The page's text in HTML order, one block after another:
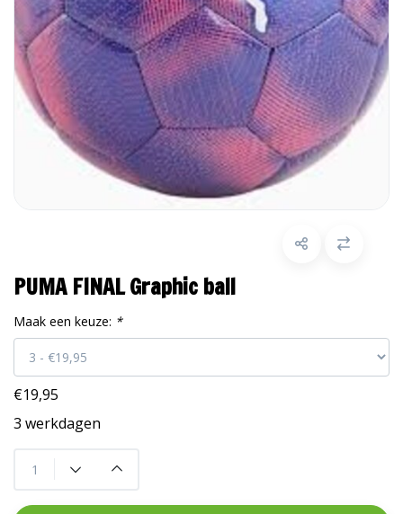
PUMA FINAL Graphic ball
Maak een keuze: *
€19,95
3 werkdagen